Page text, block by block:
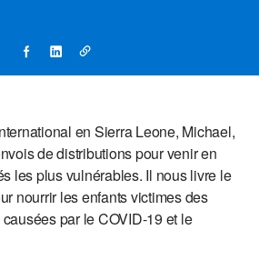
en Sierra Leone, Michael,
de distributions pour venir en
les plus vulnérables. Il nous livre le
nourrir les enfants victimes des
par le COVID-19 et le